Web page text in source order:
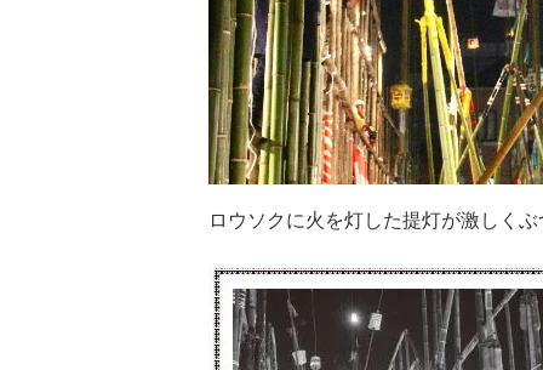
ロウソクに火を灯した提灯が激しく